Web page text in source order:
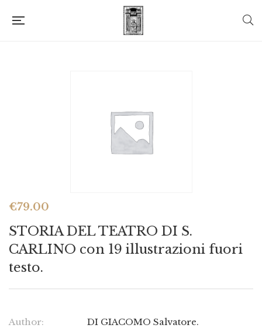
€79.00
STORIA DEL TEATRO DI S.
CARLINO con 19 illustrazioni fuori
testo.
Author: DI GIACOMO Salvatore.